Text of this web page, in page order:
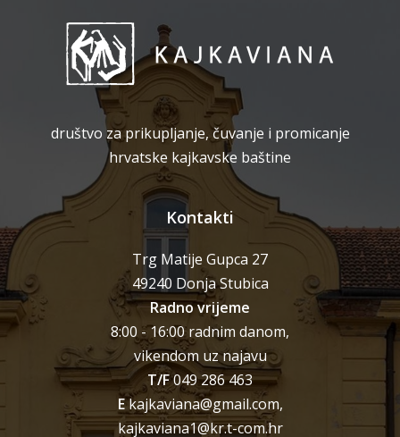
društvo za prikupljanje, čuvanje i promicanje
hrvatske kajkavske baštine
Kontakti
Trg Matije Gupca 27
49240 Donja Stubica
Radno vrijeme
8:00 - 16:00 radnim danom,
vikendom uz najavu
T/F049 286 463
Ekajkaviana@gmail.com,
kajkaviana1@kr.t-com.hr